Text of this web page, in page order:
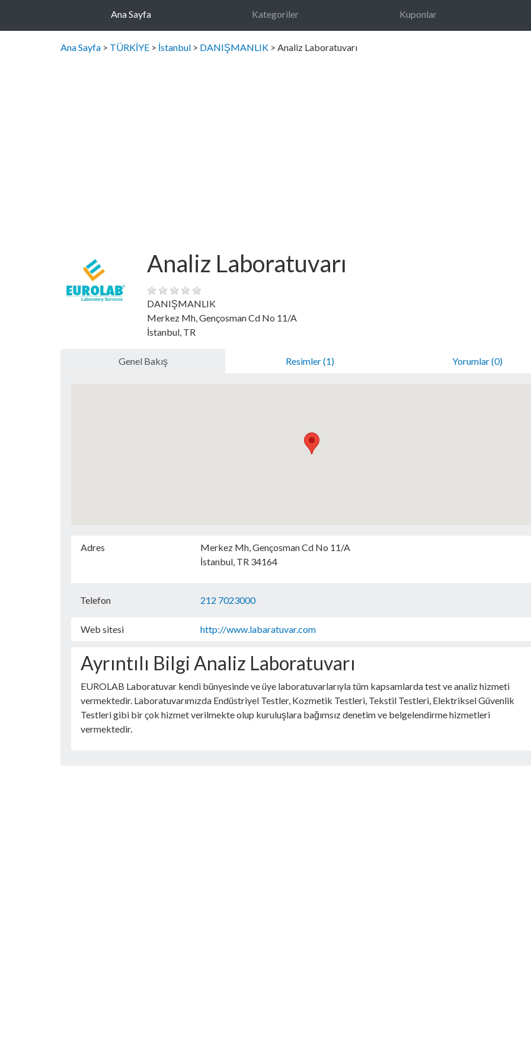
Ana Sayfa Kategoriler Kuponlar
Ana Sayfa > TÜRKİYE > İstanbul > DANIŞMANLIK > Analiz Laboratuvarı
Analiz Laboratuvarı
DANIŞMANLIK
Merkez Mh, Gençosman Cd No 11/A
İstanbul, TR
Genel Bakış Resimler (1) Yorumlar (0)
Adres
Merkez Mh, Gençosman Cd No 11/A
İstanbul, TR 34164
Telefon 212 7023000
Web sitesi http://www.labaratuvar.com
Ayrıntılı Bilgi Analiz Laboratuvarı
EUROLAB Laboratuvar kendi bünyesinde ve üye laboratuvarlarıyla tüm kapsamlarda test ve analiz hizmeti
vermektedir. Laboratuvarımızda Endüstriyel Testler, Kozmetik Testleri, Tekstil Testleri, Elektriksel Güvenlik
Testleri gibi bir çok hizmet verilmekte olup kuruluşlara bağımsız denetim ve belgelendirme hizmetleri
vermektedir.